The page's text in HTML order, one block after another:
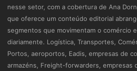
nesse setor, com a cobertura de Ana
que oferece um conteúdo editorial
segmentos que movimentam o comércio
diariamente. Logística, Transportes,
Portos, aeroportos, Eadis, empresas de
armazéns, Freight-forwarders, empresas